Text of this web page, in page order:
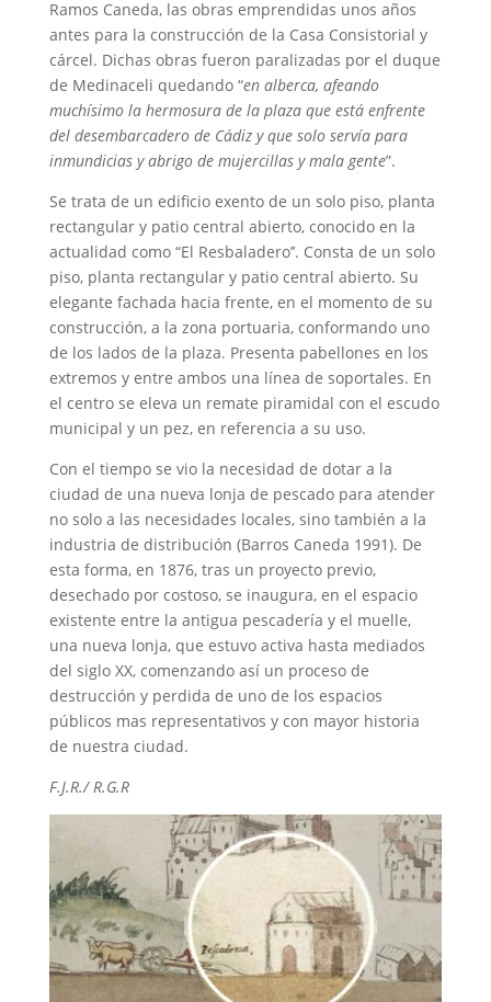
Ramos Caneda, las obras emprendidas unos años
antes para la construcción de la Casa Consistorial y
cárcel. Dichas obras fueron paralizadas por el duque
de Medinaceli quedando “en alberca, afeando
muchísimo la hermosura de la plaza que está enfrente
del desembarcadero de Cádiz y que solo servía para
inmundicias y abrigo de mujercillas y mala gente”.
Se trata de un edificio exento de un solo piso, planta
rectangular y patio central abierto, conocido en la
actualidad como “El Resbaladero’’. Consta de un solo
piso, planta rectangular y patio central abierto. Su
elegante fachada hacia frente, en el momento de su
construcción, a la zona portuaria, conformando uno
de los lados de la plaza. Presenta pabellones en los
extremos y entre ambos una línea de soportales. En
el centro se eleva un remate piramidal con el escudo
municipal y un pez, en referencia a su uso.
Con el tiempo se vio la necesidad de dotar a la
ciudad de una nueva lonja de pescado para atender
no solo a las necesidades locales, sino también a la
industria de distribución (Barros Caneda 1991). De
esta forma, en 1876, tras un proyecto previo,
desechado por costoso, se inaugura, en el espacio
existente entre la antigua pescadería y el muelle,
una nueva lonja, que estuvo activa hasta mediados
del siglo XX, comenzando así un proceso de
destrucción y perdida de uno de los espacios
públicos mas representativos y con mayor historia
de nuestra ciudad.
F.J.R./ R.G.R